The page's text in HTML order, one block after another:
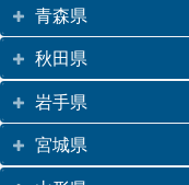
青森県
秋田県
岩手県
宮城県